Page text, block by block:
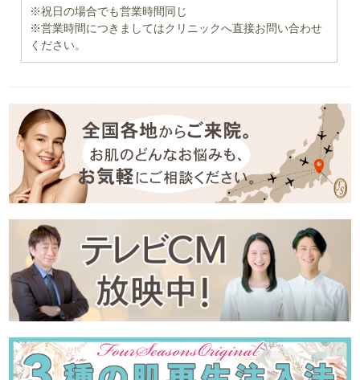
※祝日の場合でも営業時間同じ
※営業時間につきましてはクリニックへ直接お問い合わせ
ください。